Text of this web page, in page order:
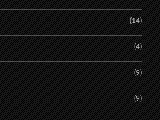
(14)
(4)
(9)
(9)